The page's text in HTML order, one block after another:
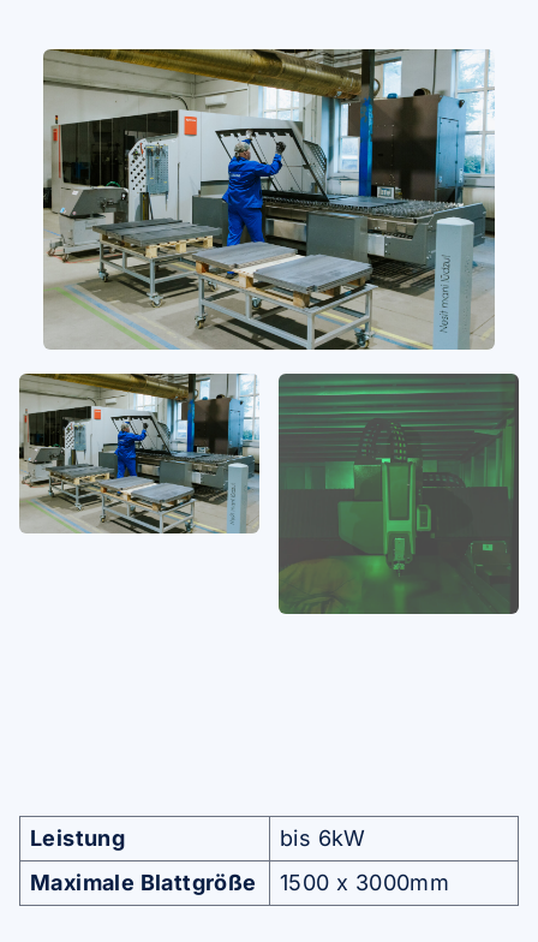
Leistung
bis 6kW
Maximale Blattgröße
1500 x 3000mm